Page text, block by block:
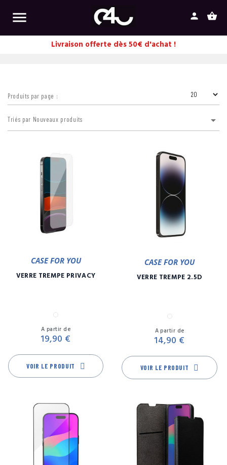
 shopping_basket
person
Livraison offerte dès 50€ d'achat !
Produits par page :
Triés par Nouveaux produits 
CASE FOR YOU
VERRE TREMPÉ PRIVACY
Transparent
A partir de
19,90 €
VOIR LE PRODUIT
CASE FOR YOU
VERRE TREMPÉ 2.5D
Transparent
A partir de
14,90 €
VOIR LE PRODUIT